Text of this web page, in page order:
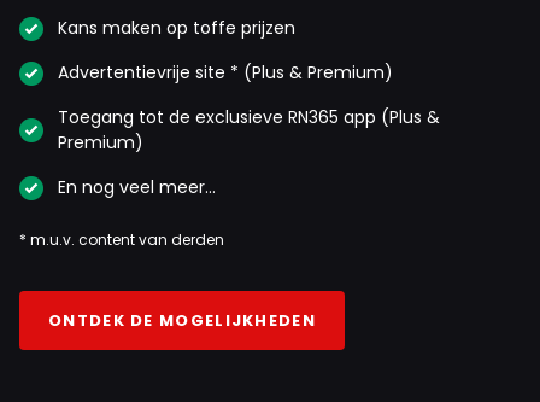
Kans maken op toffe prijzen
Advertentievrije site * (Plus & Premium)
Toegang tot de exclusieve RN365 app (Plus &
Premium)
En nog veel meer…
* m.u.v. content van derden
ONTDEK DE MOGELIJKHEDEN